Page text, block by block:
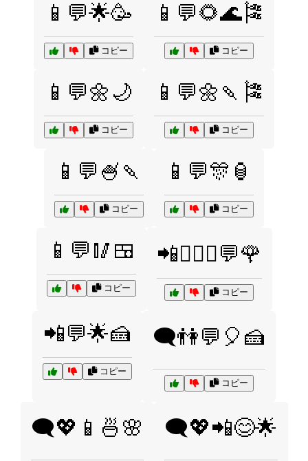
📱💬🌟🥳
コピー
📱💬🌻🌊🎏
コピー
📱💬🌼🌙
コピー
📱💬🌼🍡🎏
コピー
📱💬🍧🍡
コピー
📱💬🎊🏮
コピー
📱💬🥢🍱
コピー
📲👩‍❤️‍👨💬🌹
コピー
📲💬🌟🍰
コピー
🗨️👫💬🎈🍰
コピー
🗨️💖📱🍜🌸 🗨️💖📲😊🌟